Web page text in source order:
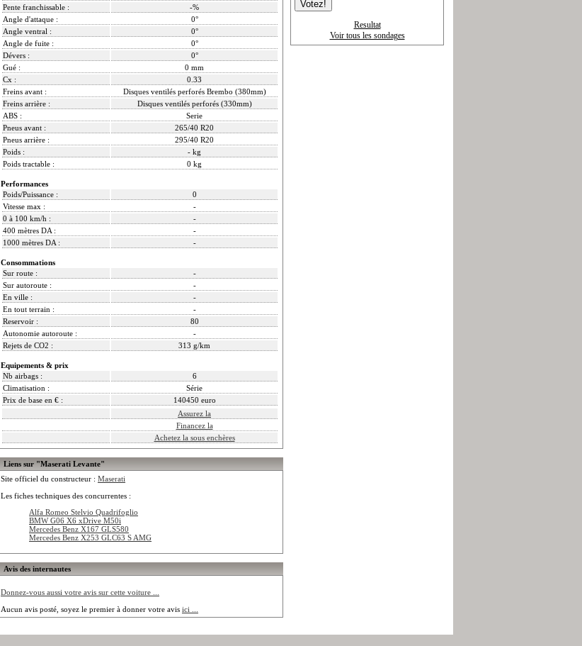
Pente franchissable :
-%
Angle d'attaque :
0°
Angle ventral :
0°
Angle de fuite :
0°
Dévers :
0°
Gué :
0 mm
Cx :
0.33
Freins avant :
Disques ventilés perforés Brembo (380mm)
Freins arrière :
Disques ventilés perforés (330mm)
ABS :
Serie
Pneus avant :
265/40 R20
Pneus arrière :
295/40 R20
Poids :
- kg
Poids tractable :
0 kg
Performances
Poids/Puissance :
0
Vitesse max :
-
0 à 100 km/h :
-
400 mètres DA :
-
1000 mètres DA :
-
Consommations
Sur route :
-
Sur autoroute :
-
En ville :
-
En tout terrain :
-
Reservoir :
80
Autonomie autoroute :
-
Rejets de CO2 :
313 g/km
Equipements & prix
Nb airbags :
6
Climatisation :
Série
Prix de base en € :
140450 euro
Assurez la
Financez la
Achetez la sous enchères
Liens sur "Maserati Levante"
Site officiel du constructeur : Maserati
Les fiches techniques des concurrentes :
Alfa Romeo Stelvio Quadrifoglio
BMW G06 X6 xDrive M50i
Mercedes Benz X167 GLS580
Mercedes Benz X253 GLC63 S AMG
Avis des internautes
Donnez-vous aussi votre avis sur cette voiture ...
Aucun avis posté, soyez le premier à donner votre avis ici ...
Resultat
Voir tous les sondages